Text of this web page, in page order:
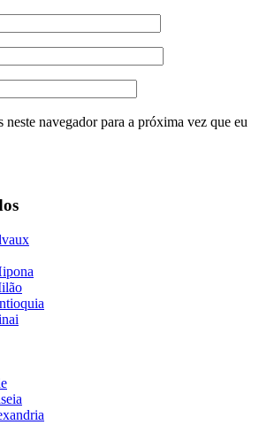
neste navegador para a próxima vez que eu